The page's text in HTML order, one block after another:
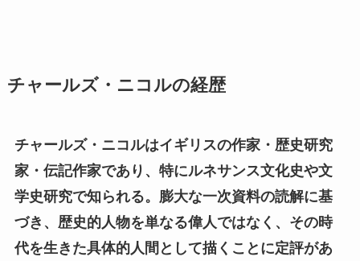
チャールズ・ニコルの経歴
チャールズ・ニコルはイギリスの作家・歴史研究
家・伝記作家であり、特にルネサンス文化史や文
学史研究で知られる。膨大な一次資料の読解に基
づき、歴史的人物を単なる偉人ではなく、その時
代を生きた具体的人間として描くことに定評があ